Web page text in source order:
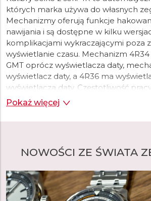
zegarek na rękę, Laurel,
2024 roku marka świętuje 100 lat od
zegarka na rękę z Seiko na tarczy.
Dostępne w wielu klasycznych i
zegarki Seiko można łatwo
stylu życia. W swoim portfolio marka
sportowe i wytrzymałe modele z serii
elegancki i towarzyski Presage,
Seiko, sterowaną GPS i zasilaną
kolekcję Astron lub popularną serię
których marka używa do własnych
Mechanizmy oferują funkcje
nawijania i są dostępne w kilku
komplikacjami wykraczającymi poza
wyświetlanie czasu. Mechanizm
GMT oprócz wyświetlacza daty,
wyświetlacz daty, a 4R36 ma
wyświetlacza daty. Częstotliwość
serii 4R wynosi 21 600 wahnięć na
chodu wynosi około 40 godzin.
Pokaż więcej
NOWOŚCI ZE ŚWIATA